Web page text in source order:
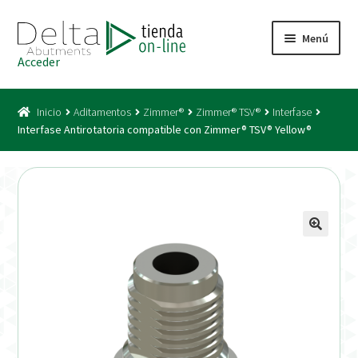
a
la
navegación
al
contenido
Menú
Acceso
Condiciones generales
Conexiones CAD CAM
Acceder
Inicio Aditamentos Zimmer® Zimmer® TSV®
Interfase
Interfase Antirotatoria compatible con Zimmer® TSV® Yellow®